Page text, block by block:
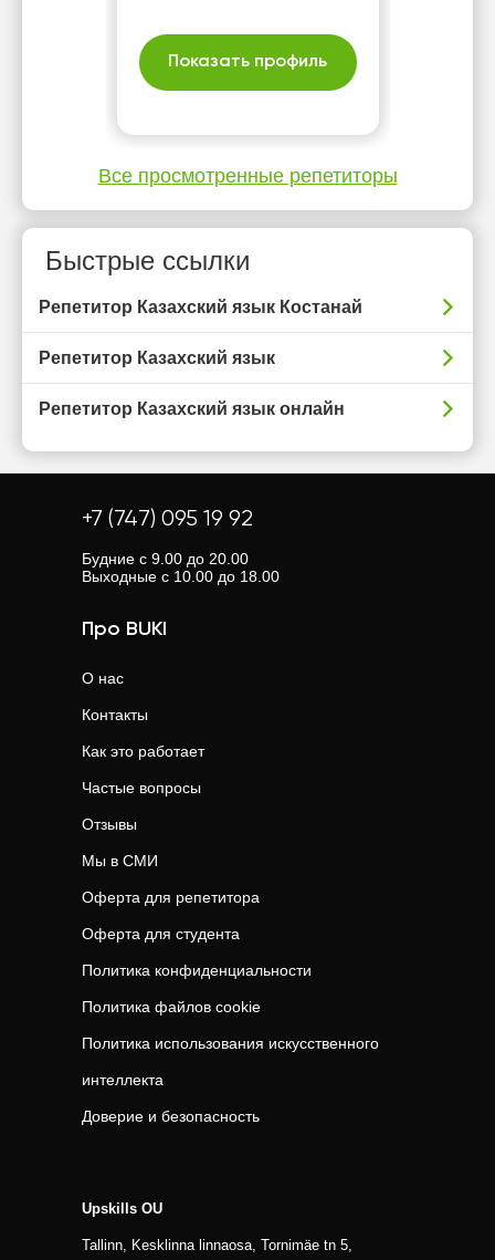
Показать профиль
Все просмотренные репетиторы
Быстрые ссылки
Репетитор Казахский язык Костанай
Репетитор Казахский язык
Репетитор Казахский язык онлайн
+7 (747) 095 19 92
Будние с 9.00 до 20.00
Выходные с 10.00 до 18.00
Про BUKI
О нас
Контакты
Как это работает
Частые вопросы
Отзывы
Мы в СМИ
Оферта для репетитора
Оферта для студента
Политика конфиденциальности
Политика файлов cookie
Политика использования искусственного
интеллекта
Доверие и безопасность
Upskills OU
Tallinn, Kesklinna linnaosa, Tornimäe tn 5,